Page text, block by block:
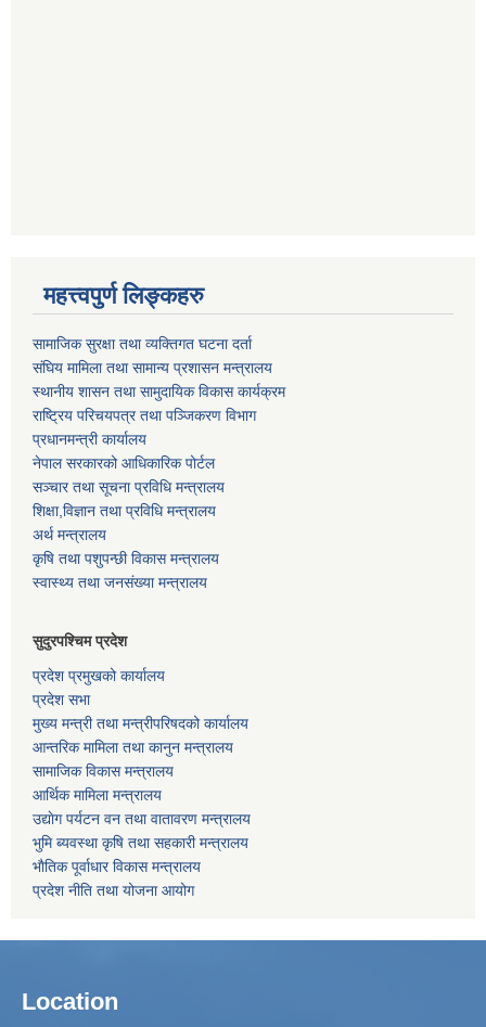
महत्त्वपुर्ण लिङ्कहरु
सामाजिक सुरक्षा तथा व्यक्तिगत घटना दर्ता
संघिय मामिला तथा सामान्य प्रशासन मन्त्रालय
स्थानीय शासन तथा सामुदायिक विकास कार्यक्रम
राष्ट्रिय परिचयपत्र तथा पञ्जिकरण विभाग
प्रधानमन्त्री कार्यालय
नेपाल सरकारको आधिकारिक पोर्टल
सञ्‍चार तथा सूचना प्रविधि मन्त्रालय
शिक्षा,विज्ञान तथा प्रविधि मन्त्रालय
अर्थ मन्त्रालय
कृषि तथा पशुपन्छी विकास मन्त्रालय
स्वास्थ्य तथा जनसंख्या मन्त्रालय
सुदुरपश्चिम प्रदेश
प्रदेश प्रमुखको कार्यालय
प्रदेश सभा
मुख्य मन्त्री तथा मन्त्रीपरिषदको कार्यालय
आन्तरिक मामिला तथा कानुन मन्त्रालय
सामाजिक विकास मन्त्रालय
आर्थिक मामिला मन्त्रालय
उद्याेग पर्यटन वन तथा वातावरण मन्त्रालय
भुमि ब्यवस्था कृषि तथा सहकारी मन्त्रालय
भाैतिक पूर्वाधार विकास मन्त्रालय
प्रदेश नीति तथा योजना आयोग
Location